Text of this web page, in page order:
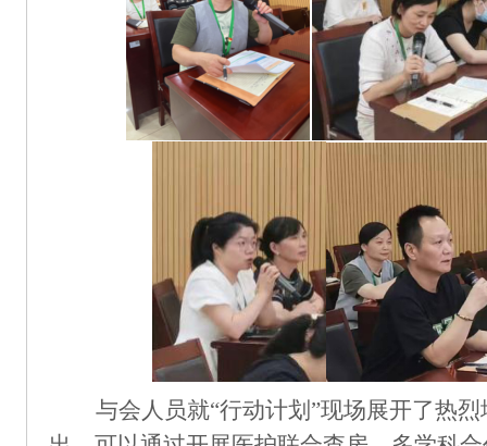
与会人员就“行动计划”现场展开了热烈